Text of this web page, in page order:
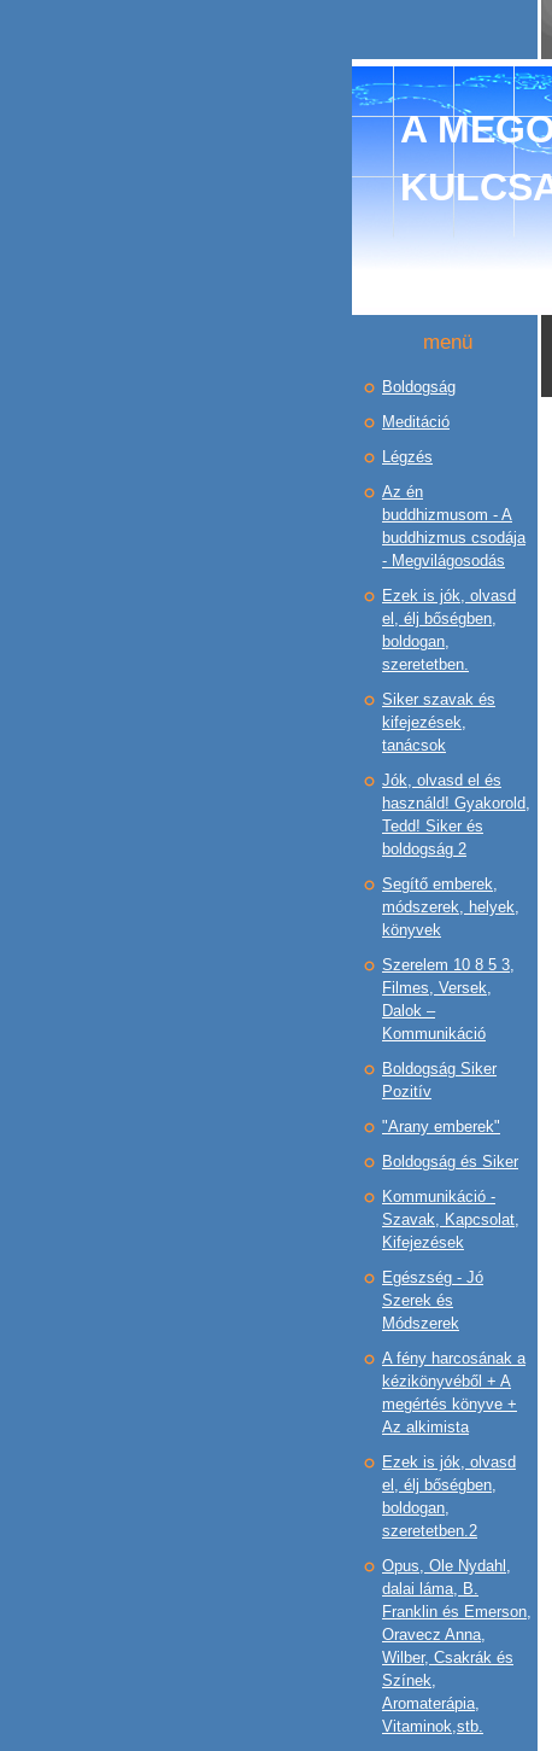
A
menü
Boldogság
Meditáció
Légzés
Az én
buddhizmusom - A
buddhizmus csodája
- Megvilágosodás
Ezek is jók, olvasd
el, élj bőségben,
boldogan,
szeretetben.
Siker szavak és
kifejezések,
tanácsok
Jók, olvasd el és
használd! Gyakorold,
Tedd! Siker és
boldogság 2
Segítő emberek,
módszerek, helyek,
könyvek
Szerelem 10 8 5 3,
Filmes, Versek,
Dalok –
Kommunikáció
Boldogság Siker
Pozitív
"Arany emberek"
Boldogság és Siker
Kommunikáció -
Szavak, Kapcsolat,
Kifejezések
Egészség - Jó
Szerek és
Módszerek
A fény harcosának a
kézikönyvéből + A
megértés könyve +
Az alkimista
Ezek is jók, olvasd
el, élj bőségben,
boldogan,
szeretetben.2
Opus, Ole Nydahl,
dalai láma, B.
Franklin és Emerson,
Oravecz Anna,
Wilber, Csakrák és
Színek,
Aromaterápia,
Vitaminok,stb.